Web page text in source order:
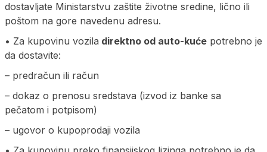
dostavljate Ministarstvu zaštite životne sredine, lično ili
poštom na gore navedenu adresu.
• Za kupovinu vozila direktno od auto-kuće potrebno je
da dostavite:
– predračun ili račun
– dokaz o prenosu sredstava (izvod iz banke sa
pečatom i potpisom)
– ugovor o kupoprodaji vozila